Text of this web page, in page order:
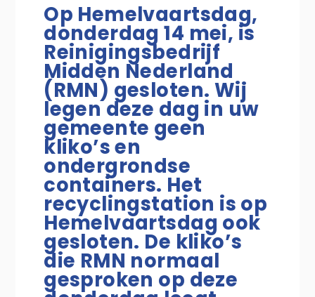
Op Hemelvaartsdag,
donderdag 14 mei, is
Reinigingsbedrijf
Midden Nederland
(RMN) gesloten. Wij
legen deze dag in uw
gemeente geen
kliko’s en
ondergrondse
containers. Het
recyclingstation is op
Hemelvaartsdag ook
gesloten. De kliko’s
die RMN normaal
gesproken op deze